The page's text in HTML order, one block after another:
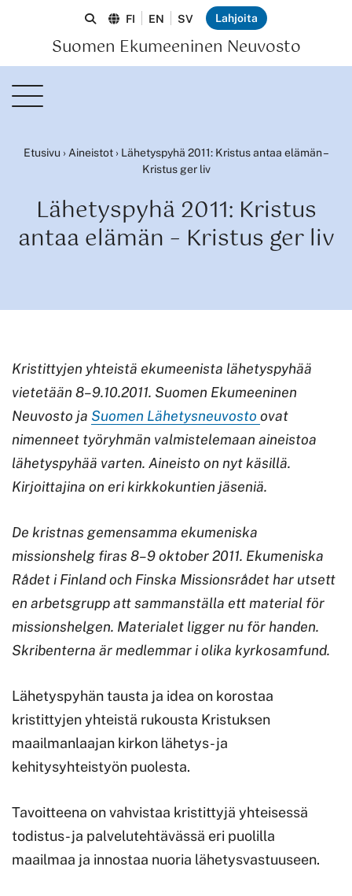
Suomen Ekumeeninen Neuvosto
FI EN SV Lahjoita
Etusivu › Aineistot› Lähetyspyhä 2011: Kristus antaa elämän –
Kristus ger liv
Lähetyspyhä 2011: Kristus
antaa elämän – Kristus ger liv
Kristittyjen yhteistä ekumeenista lähetyspyhää
vietetään 8–9.10.2011. Suomen Ekumeeninen
Neuvosto ja Suomen Lähetysneuvosto ovat
nimenneet työryhmän valmistelemaan aineistoa
lähetyspyhää varten. Aineisto on nyt käsillä.
Kirjoittajina on eri kirkkokuntien jäseniä.
De kristnas gemensamma ekumeniska
missionshelg firas 8–9 oktober 2011. Ekumeniska
Rådet i Finland och Finska Missionsrådet har utsett
en arbetsgrupp att sammanställa ett material för
missionshelgen. Materialet ligger nu för handen.
Skribenterna är medlemmar i olika kyrkosamfund.
Lähetyspyhän tausta ja idea on korostaa
kristittyjen yhteistä rukousta Kristuksen
maailmanlaajan kirkon lähetys- ja
kehitysyhteistyön puolesta.
Tavoitteena on vahvistaa kristittyjä yhteisessä
todistus- ja palvelutehtävässä eri puolilla
maailmaa ja innostaa nuoria lähetysvastuuseen.